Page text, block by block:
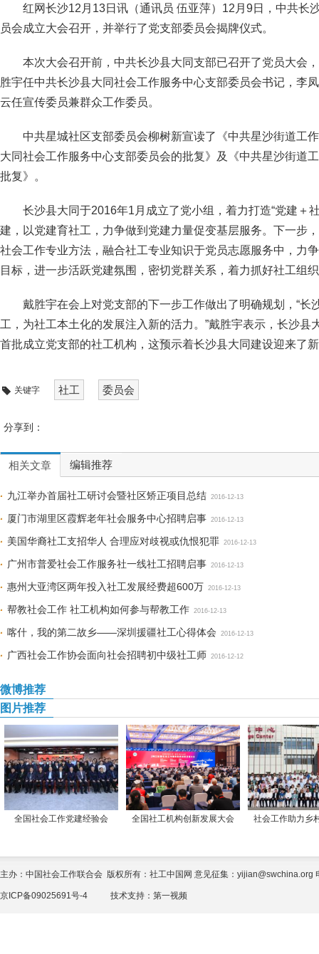
红网长沙12月13日讯（通讯员 伍亚萍）12月9日，中共长
员会成立大会召开，并举行了党支部委员会揭牌仪式。
本次大会召开前，中共长沙县大同支部已召开了党员大会
胜宇任中共长沙县大同社会工作服务中心支部委员会书记，李
云任宣传委员兼群众工作委员。
中共星城社区支部委员会柳树新宣读了《中共星沙街道工
大同社会工作服务中心支部委员会的批复》及《中共星沙街道
批复》。
长沙县大同于2016年1月成立了党小组，着力打造“党建＋
建，以党建育社工，力争做到党建力量促变基层服务。下一步
社会工作专业方法，融合社工专业知识于党员志愿服务中，力
目标，进一步活跃党建氛围，密切党群关系，着力抓好社工组
戴胜宇在会上对党支部的下一步工作做出了明确规划，“长
工，为社工本土化的发展注入新的活力。”戴胜宇表示，长沙县
首批成立党支部的社工机构，这预示着长沙县大同建设迎来了
关键字 社工 委员会
分享到：
相关文章 编辑推荐
九江举办首届社工研讨会暨社区矫正项目总结 2016-12-13
厦门市湖里区霞辉老年社会服务中心招聘启事 2016-12-13
美国华裔社工支招华人 合理应对歧视或仇恨犯罪 2016-12-13
广州市普爱社会工作服务社一线社工招聘启事 2016-12-13
惠州大亚湾区两年投入社工发展经费超600万 2016-12-13
帮教社会工作 社工机构如何参与帮教工作 2016-12-13
喀什，我的第二故乡——深圳援疆社工心得体会 2016-12-13
广西社会工作协会面向社会招聘初中级社工师 2016-12-12
微博推荐
图片推荐
全国社会工作党建经验会 全国社工机构创新发展大会 社会工作助力乡
主办：中国社会工作联合会 版权所有：社工中国网 意见征集：yijian@swchina.org
京ICP备09025691号-4 技术支持： 第一视频